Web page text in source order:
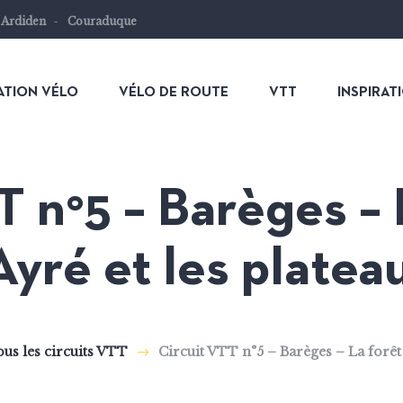
Couraduque
VÉLO VÉLO DE ROUTE VTT
n°5 – Barèges
et les
les circuits VTT Circuit VTT n°5 – Barèges – La forêt